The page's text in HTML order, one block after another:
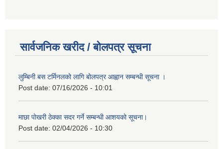
सार्वजनिक खरीद / बोलपत्र सूचना
लुम्बिनी बस टर्मिनलको लागि बोलपत्र आह्वान सम्बन्धी सूचना ।
Post date: 07/16/2026 - 10:01
माछा पोखरी ठेक्का सदर गर्ने सम्बन्धी आशयको सूचना।
Post date: 02/04/2026 - 10:30